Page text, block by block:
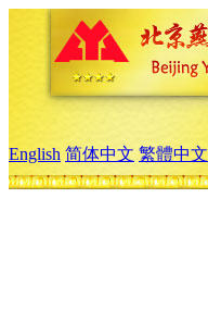
English 简体中文 繁體中文